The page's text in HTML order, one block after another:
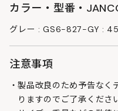
カラー・型番・
グレー : GS6-827-GY :
注意事項
製品改良のため予告なく
りますのでご了承くださ